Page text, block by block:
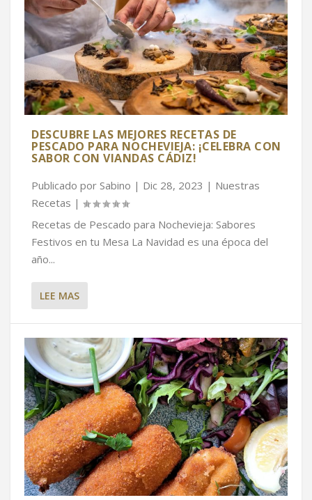
DESCUBRE LAS MEJORES RECETAS DE
PESCADO PARA NOCHEVIEJA: ¡CELEBRA CON
SABOR CON VIANDAS CÁDIZ!
Publicado por Sabino | Dic 28, 2023 | Nuestras
Recetas |
Recetas de Pescado para Nochevieja: Sabores
Festivos en tu Mesa La Navidad es una época del
año...
LEE MAS